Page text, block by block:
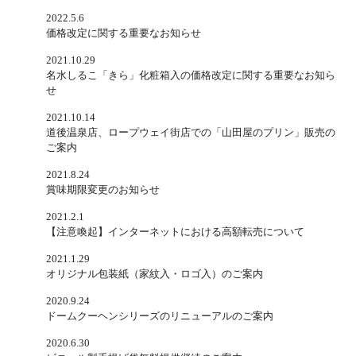
2022.5.6
価格改定に関する重要なお知らせ
2021.10.29
名水しるこ「きら」化粧箱入の価格改定に関する重要なお知ら
せ
2021.10.14
道後温泉店、ロープウェイ街店での「山田屋のプリン」販売の
ご案内
2021.8.24
賞味期限変更のお知らせ
2021.2.1
【注意喚起】インターネットにおける高額転売について
2021.1.29
オリジナル包装紙（家紋入・ロゴ入）のご案内
2020.9.24
ドームクーヘンシリーズのリニューアルのご案内
2020.6.30